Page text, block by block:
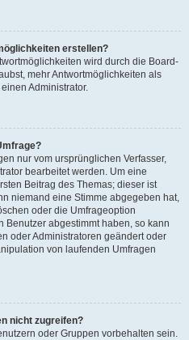
erstellen?
wird durch die Board-
mehr Antwortmöglichkeiten als
Administrator.
nur vom ursprünglichen Verfasser,
bearbeitet werden. Um eine
Beitrag des Themas; dieser ist
niemand eine Stimme abgegeben hat,
oder die Umfrageoption
abgestimmt haben, so kann
oder Administratoren geändert oder
von laufenden Umfragen
nicht zugreifen?
oder Gruppen vorbehalten sein.